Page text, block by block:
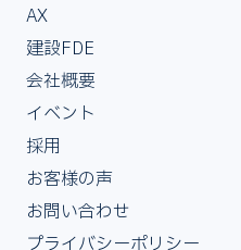
AX
建設FDE
会社概要
イベント
採用
お客様の声
お問い合わせ
プライバシーポリシー